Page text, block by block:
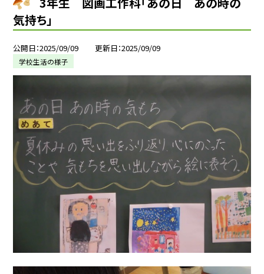
気持ち」
公開日 2025/09/09 更新日 2025/09/09
学校生活の様子